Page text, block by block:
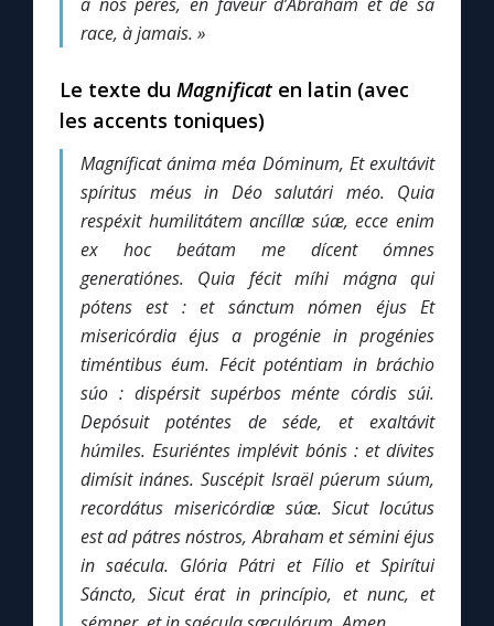
Une neuvaine
À la une
1000 Raisons de Croire
Chapelet pour le monde
Contact
Faire un don
Marie de Nazareth
race, à jamais. »
Le texte du Magnificat en latin (avec
les accents toniques)
Magníficat ánima méa Dóminum, Et exultávit
spíritus méus in Déo salutári méo. Quia
respéxit humilitátem ancíllæ súæ, ecce enim
ex hoc beátam me dícent ómnes
generatiónes.
Quia fécit míhi mágna qui
pótens est : et sánctum nómen éjus Et
misericórdia éjus a progénie in progénies
timéntibus éum. Fécit poténtiam in bráchio
súo : dispérsit supérbos ménte córdis súi.
Depósuit poténtes de séde,
et exaltávit
húmiles. Esuriéntes implévit bónis : et dívites
dimísit inánes. Suscépit Israël púerum súum,
recordátus misericórdiæ súæ. Sicut locútus
est ad pátres nóstros, Abraham et sémini éjus
in saécula. Glória Pátri et Fílio et Spirítui
Sáncto, Sicut érat in princípio, et nunc, et